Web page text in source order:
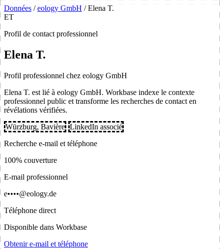
Données / eology GmbH / Elena T.
ET
Profil de contact professionnel
Elena T.
Profil professionnel chez eology GmbH
Elena T. est lié à eology GmbH. Workbase indexe le contexte
professionnel public et transforme les recherches de contact en
révélations vérifiées.
Würzburg, Bavière LinkedIn associé
Recherche e-mail et téléphone
100% couverture
E-mail professionnel
e••••@eology.de
Téléphone direct
Disponible dans Workbase
Obtenir e-mail et téléphone